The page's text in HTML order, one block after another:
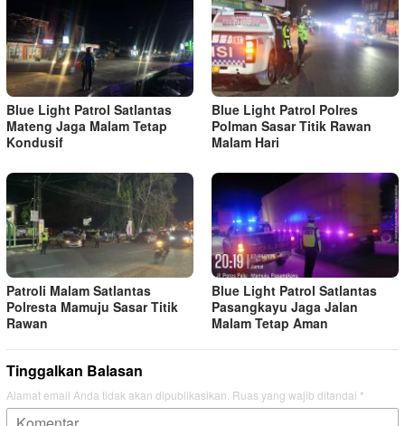
Blue Light Patrol Satlantas
Mateng Jaga Malam Tetap
Kondusif
Blue Light Patrol Polres
Polman Sasar Titik Rawan
Malam Hari
Patroli Malam Satlantas
Polresta Mamuju Sasar Titik
Rawan
Blue Light Patrol Satlantas
Pasangkayu Jaga Jalan
Malam Tetap Aman
Tinggalkan Balasan
Alamat email Anda tidak akan dipublikasikan. Ruas yang wajib ditandai *